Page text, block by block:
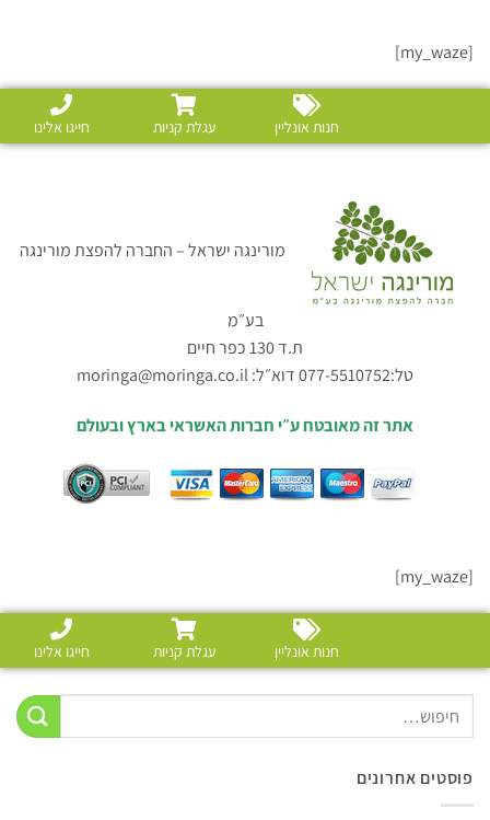
[my_waze]
חנות אונליין עגלת קניות חייגו אלינו
מורינגה ישראל – החברה להפצת מורינגה
בע״מ
ת.ד 130 כפר חיים
טל:077-5510752 דוא״ל:
moringa@moringa.co.il
אתר זה מאובטח ע״י חברות האשראי בארץ ובעולם
[my_waze]
חנות אונליין עגלת קניות חייגו אלינו
פוסטים אחרונים